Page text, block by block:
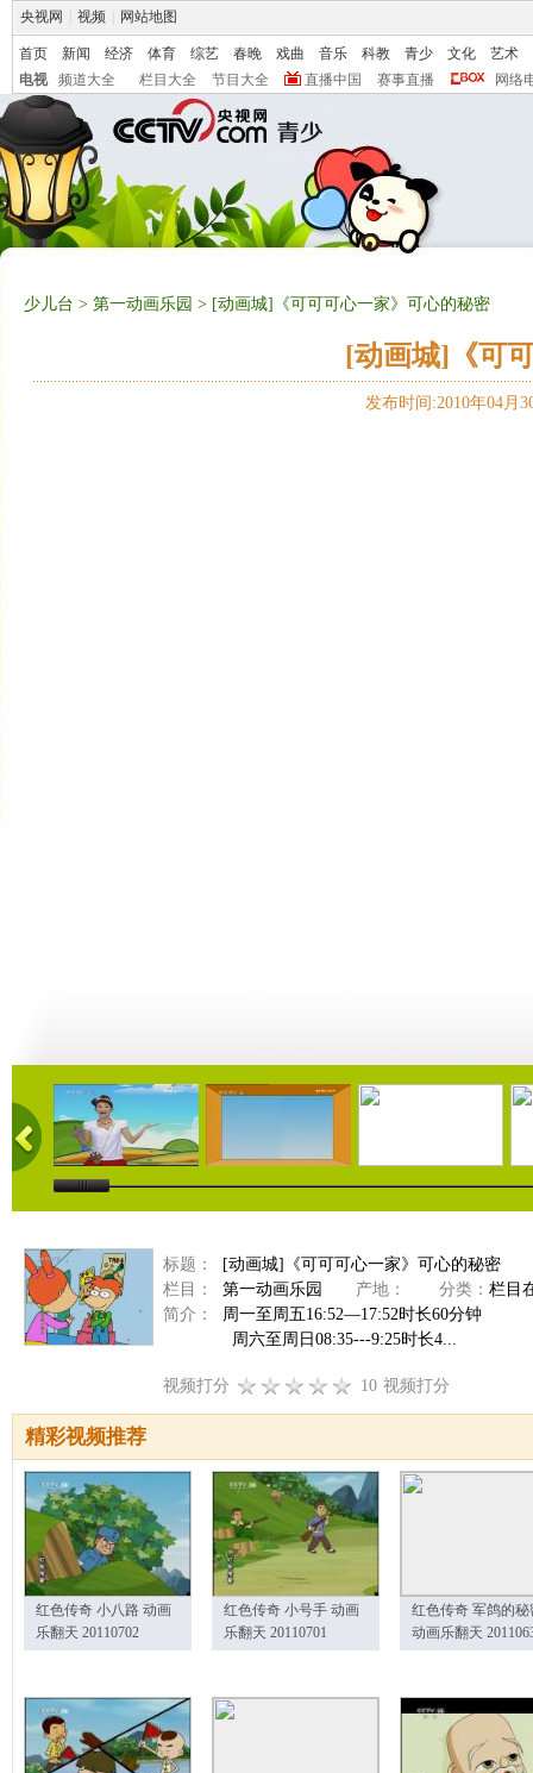
央视网 视频 网站地图
首页 新闻 经济 体育 综艺 春晚 戏曲 音乐 科教 青少 文化
艺术
电视
频道大全 栏目大全 节目大全 直播中国 赛事直播 网络
少儿台 > 第一动画乐园 > [动画城]《可可可心一家》可心的秘密
[动画城]《可
发布时间:2010年04月
29:41 29:10 28:53
标题：
[动画城]《可可可心一家》可心的秘密
栏目：
第一动画乐园 产地： 分类： 栏目
简介：
周一至周五16:52—17:52时长60分钟
周六至周日08:35---9:25时长4...
视频打分 10 视频打分
精彩视频推荐
红色传奇 小八路 动画
乐翻天 20110702
红色传奇 小号手 动画
乐翻天 20110701
红色传奇 军鸽的秘
动画乐翻天